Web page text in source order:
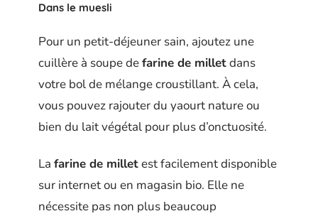
Dans le muesli
Pour un petit-déjeuner sain, ajoutez une
cuillère à soupe defarine de milletdans
votre bol de mélange croustillant. À cela,
vous pouvez rajouter du yaourt nature ou
bien du lait végétal pour plus d’onctuosité.
La farine de milletest facilement disponible
sur internet ou en magasin bio. Elle ne
nécessite pas non plus beaucoup